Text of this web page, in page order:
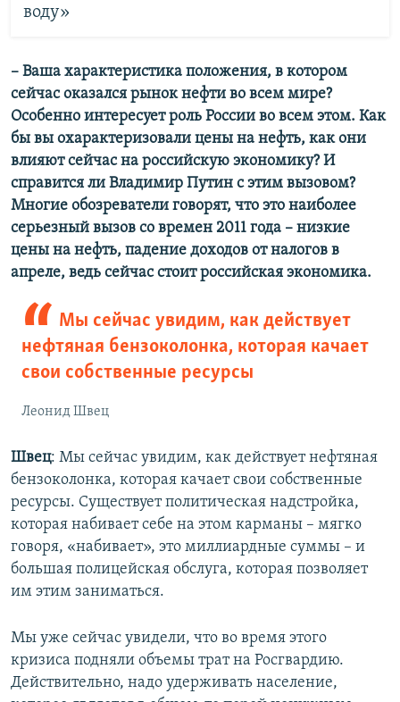
воду»
– Ваша характеристика положения, в котором
сейчас оказался рынок нефти во всем мире?
Особенно интересует роль России во всем этом. Как
бы вы охарактеризовали цены на нефть, как они
влияют сейчас на российскую экономику? И
справится ли Владимир Путин с этим вызовом?
Многие обозреватели говорят, что это наиболее
серьезный вызов со времен 2011 года – низкие
цены на нефть, падение доходов от налогов в
апреле, ведь сейчас стоит российская экономика.
Мы сейчас увидим, как действует
нефтяная бензоколонка, которая качает
свои собственные ресурсы
Леонид Швец
Швец: Мы сейчас увидим, как действует нефтяная
бензоколонка, которая качает свои собственные
ресурсы. Существует политическая надстройка,
которая набивает себе на этом карманы – мягко
говоря, «набивает», это миллиардные суммы – и
большая полицейская обслуга, которая позволяет
им этим заниматься.
Мы уже сейчас увидели, что во время этого
кризиса подняли объемы трат на Росгвардию.
Действительно, надо удерживать население,